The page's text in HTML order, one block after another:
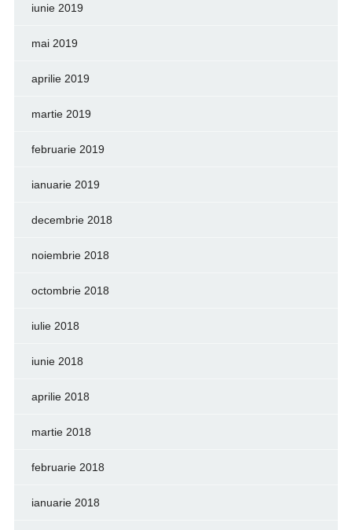
iunie 2019
mai 2019
aprilie 2019
martie 2019
februarie 2019
ianuarie 2019
decembrie 2018
noiembrie 2018
octombrie 2018
iulie 2018
iunie 2018
aprilie 2018
martie 2018
februarie 2018
ianuarie 2018